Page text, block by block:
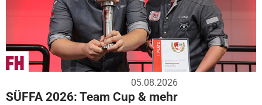
05.08.2026
SÜFFA 2026: Team Cup & mehr